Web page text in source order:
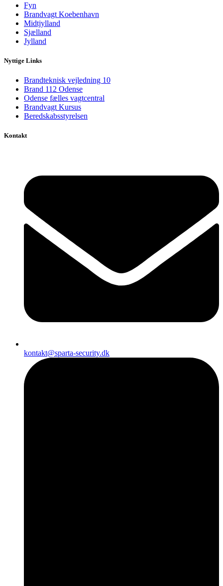
Fyn
Brandvagt Koebenhavn
Midtjylland
Sjælland
Jylland
Nyttige Links
Brandteknisk vejledning 10
Brand 112 Odense
Odense fælles vagtcentral
Brandvagt Kursus
Beredskabsstyrelsen
Kontakt
kontakt@sparta-security.dk